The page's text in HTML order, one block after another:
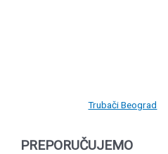
Trubači Beograd
PREPORUČUJEMO